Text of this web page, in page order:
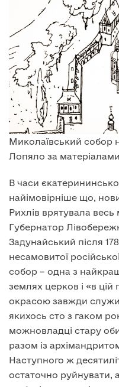
Миколаївський собор
Лопяло за
В часи
найімовірніше що,
Рихлів врятувала весь
Губернатор
Задунайський після
несамовитої
собор – одна з
землях церков і «в
окрасою завжди
якихось сто з гаком
можновладці стару
разом із
Наступного ж
остаточно руйнувати,